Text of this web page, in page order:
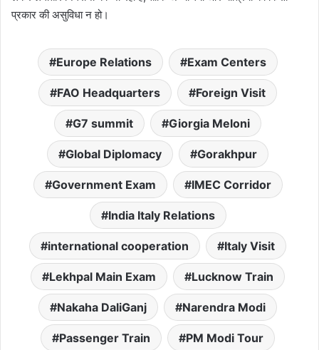
प्रकार की असुविधा न हो।
Europe Relations Exam Centers
FAO Headquarters Foreign Visit
G7 summit Giorgia Meloni
Global Diplomacy Gorakhpur
Government Exam IMEC Corridor
India Italy Relations
international cooperation Italy Visit
Lekhpal Main Exam Lucknow Train
Nakaha DaliGanj Narendra Modi
Passenger Train PM Modi Tour